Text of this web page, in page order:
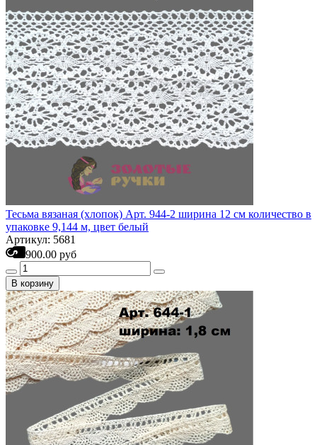
Тесьма вязаная (хлопок) Арт. 944-2 ширина 12 см количество в
упаковке 9,144 м, цвет белый
Артикул: 5681
900.00 руб
В корзину